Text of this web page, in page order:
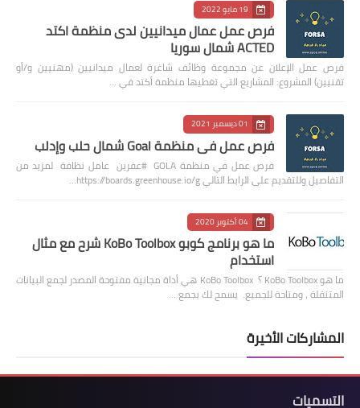
19 مايو 2022
فرص عمل عمال ميدانيين لدى منظمة اكتد
ACTED شمال سوريا
فرص عمل الإعلان عن مجموعة وظائف شاغرة لعمال ميدانيين (مهنيين و/أو
تقنيين) المشروع: المشاريع التي تغطيها منظمة أكتد في …
01 ديسمبر 2021
فرص عمل في منظمة Goal شمال حلب وإدلب
فرص عمل في منظمة GOLA #عفرين عامل نظافة لمزيد من
التفاصيل وللتقديم على الرابط التالي https://boards.greenhouse.io/g…
04 أكتوبر 2020
ما هو برنامج كوبو KoBo Toolbox شرح مع مثال
استخدام
ما هو KoBo Toolbox ؟ KoBo Toolbox هي أداة مجانية مفتوحة المصدر لجمع البيانات
المتنقلة ، ومتاحة للجميع. يسمح لك بجمع …
المشاركات الأخيرة
التسميات